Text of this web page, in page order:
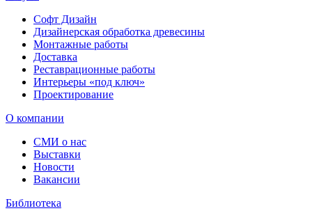
Софт Дизайн
Дизайнерская обработка древесины
Монтажные работы
Доставка
Реставрационные работы
Интерьеры «под ключ»
Проектирование
О компании
СМИ о нас
Выставки
Новости
Вакансии
Библиотека